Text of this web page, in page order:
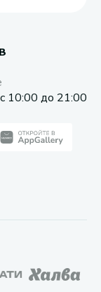
10:00 до 21:00